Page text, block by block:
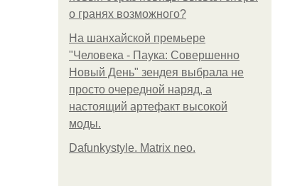
о гранях возможного?
На шанхайской премьере
"Человека - Паука: Совершенно
Новый День" зендея выбрала не
просто очередной наряд, а
настоящий артефакт высокой
моды.
Dafunkystyle. Matrix neo.